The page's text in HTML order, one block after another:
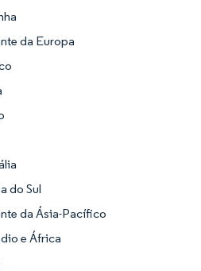
da Europa
do Sul
da Ásia-Pacífico
e África